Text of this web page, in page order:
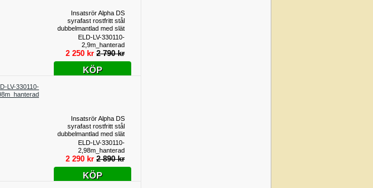
Insatsrör Alpha DS
syrafast rostfritt stål
dubbelmantlad med slät
insida inv.110mm
utv.118mm - Längd 2,9
meter, hanterad
ELD-LV-330110-
2,9m_hanterad
2 250 kr 2 790 kr
KÖP
Insatsrör Alpha DS
syrafast rostfritt stål
dubbelmantlad med slät
insida inv.110mm
utv.118mm - Längd 2,98
meter, hanterad
ELD-LV-330110-
2,98m_hanterad
2 290 kr 2 890 kr
KÖP